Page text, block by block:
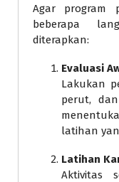
Agar program
beberapa
diterapkan:
Evaluasi
Lakukan
perut,
latihan
Latihan
Aktivitas